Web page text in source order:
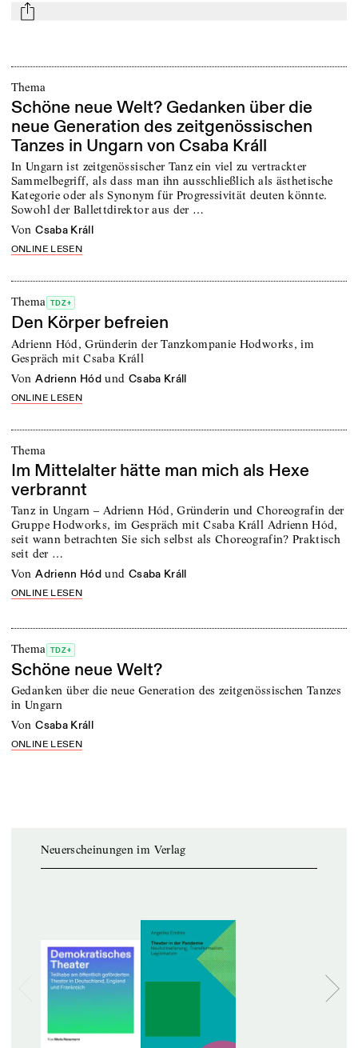
mail
Thema
Schöne neue Welt? Gedanken über die
neue Generation des zeitgenössischen
Tanzes in Ungarn von Csaba Králl
In Ungarn ist zeitgenössischer Tanz ein viel zu vertrackter
Sammelbegriff, als dass man ihn ausschließlich als ästhetische
Kategorie oder als Synonym für Progressivität deuten könnte.
Sowohl der Ballettdirektor aus der …
von Csaba Králl
ONLINE LESEN
Thema TDZ+
Den Körper befreien
Adrienn Hód, Gründerin der Tanzkompanie Hodworks, im
Gespräch mit Csaba Králl
von Adrienn Hód und Csaba Králl
ONLINE LESEN
Thema
Im Mittelalter hätte man mich als Hexe
verbrannt
Tanz in Ungarn – Adrienn Hód, Gründerin und Choreografin der
Gruppe Hodworks, im Gespräch mit Csaba Králl Adrienn Hód,
seit wann betrachten Sie sich selbst als Choreografin? Praktisch
seit der …
von Adrienn Hód und Csaba Králl
ONLINE LESEN
Thema TDZ+
Schöne neue Welt?
Gedanken über die neue Generation des zeitgenössischen Tanzes
in Ungarn
von Csaba Králl
ONLINE LESEN
Neuerscheinungen im Verlag